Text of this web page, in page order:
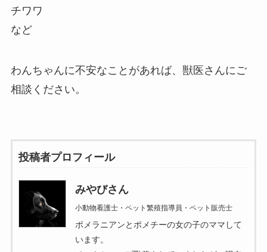
チワワ
など
わんちゃんに不安なことがあれば、獣医さんにご
相談ください。
投稿者プロフィール
みやびさん
小動物看護士・ペット繁殖指導員・ペット販売士
ポメラニアンとポメチーの女の子のママして
います。